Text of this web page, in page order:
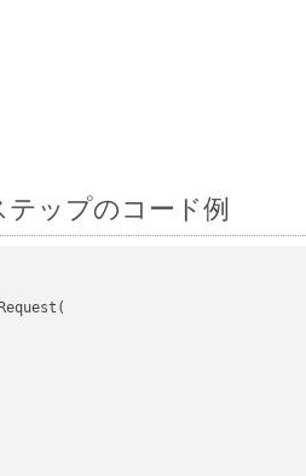
テップのコード例